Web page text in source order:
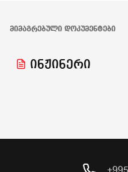
ᲛᲘᲛᲐᲒᲠᲔᲑᲣᲚᲘ ᲓᲝᲙᲣᲛᲔᲜᲢᲔᲑᲘ
ინჟინერი